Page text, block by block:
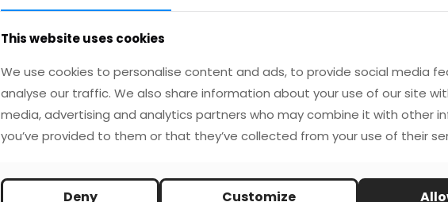
This website uses cookies
We use cookies to personalise content and ads, to provide social media
analyse our traffic. We also share information about your use of our site
media, advertising and analytics partners who may combine it with other
you’ve provided to them or that they’ve collected from your use of their
Deny Customize